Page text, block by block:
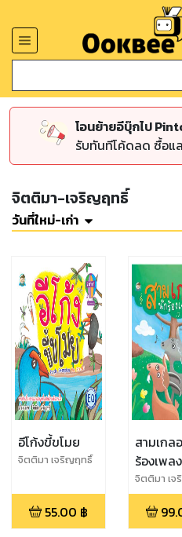
โอนย้ายอีบุ๊กไป
รับทันทีโค้ดลด ซื้อแ
จิตติมา-เจริญฤทธิ์
วันที่ใหม่-เก่า
อีโก้งขี้ขโมย
จิตติมา เจริญฤทธิ์
55.00 ฿
สามเกล
ร้องเพลง
จิตติมา เ